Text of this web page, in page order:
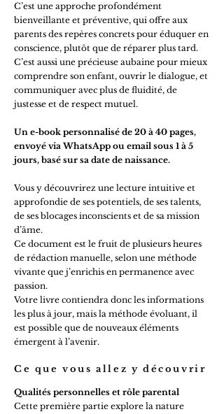
C’est une approche profondément
bienveillante et préventive, qui offre aux
parents des repères concrets pour éduquer en
conscience, plutôt que de réparer plus tard.
C’est aussi une précieuse aubaine pour mieux
comprendre son enfant, ouvrir le dialogue, et
communiquer avec plus de fluidité, de
justesse et de respect mutuel.
Un e-book personnalisé de 20 à 40 pages,
envoyé via WhatsApp ou email sous 1 à 5
jours, basé sur sa date de naissance.
Vous y découvrirez une lecture intuitive et
approfondie de ses potentiels, de ses talents,
de ses blocages inconscients et de sa mission
d’âme.
Ce document est le fruit de plusieurs heures
de rédaction manuelle, selon une méthode
vivante que j’enrichis en permanence avec
passion.
Votre livre contiendra donc les informations
les plus à jour, mais la méthode évoluant, il
est possible que de nouveaux éléments
émergent à l’avenir.
Ce que vous allez y découvrir
Qualités personnelles et rôle parental
Cette première partie explore la nature